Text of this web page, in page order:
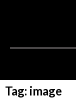
Tag: image